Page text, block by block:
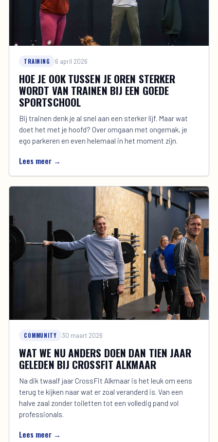
TRAINING 6 april 2026
HOE JE OOK TUSSEN JE OREN STERKER
WORDT VAN TRAINEN BIJ EEN GOEDE
SPORTSCHOOL
Bij trainen denk je al snel aan een sterker lijf. Maar wat
doet het met je hoofd? Over omgaan met ongemak, je
ego parkeren en even helemaal in het moment zijn.
Lees meer →
COMMUNITY 30 maart 2026
WAT WE NU ANDERS DOEN DAN TIEN JAAR
GELEDEN BIJ CROSSFIT ALKMAAR
Na dik twaalf jaar CrossFit Alkmaar is het leuk om eens
terug te kijken naar wat er zoal veranderd is. Van een
halve zaal zonder toiletten tot een volledig pand vol
professionals.
Lees meer →